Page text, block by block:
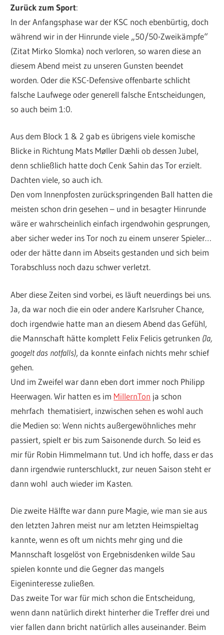
Zurück zum Sport:
In der Anfangsphase war der KSC noch ebenbürtig, doch
während wir in der Hinrunde viele „50/50-Zweikämpfe“
(Zitat Mirko Slomka) noch verloren, so waren diese an
diesem Abend meist zu unseren Gunsten beendet
worden. Oder die KSC-Defensive offenbarte schlicht
falsche Laufwege oder generell falsche Entscheidungen,
so auch beim 1:0.
Aus dem Block 1 & 2 gab es übrigens viele komische
Blicke in Richtung Mats Møller Dæhli ob dessen Jubel,
denn schließlich hatte doch Cenk Sahin das Tor erzielt.
Dachten viele, so auch ich.
Den vom Innenpfosten zurückspringenden Ball hatten die
meisten schon drin gesehen – und in besagter Hinrunde
wäre er wahrscheinlich einfach irgendwohin gesprungen,
aber sicher weder ins Tor noch zu einem unserer Spieler…
oder der hätte dann im Abseits gestanden und sich beim
Torabschluss noch dazu schwer verletzt.
Aber diese Zeiten sind vorbei, es läuft neuerdings bei uns.
Ja, da war noch die ein oder andere Karlsruher Chance,
doch irgendwie hatte man an diesem Abend das Gefühl,
die Mannschaft hätte komplett Felix Felicis getrunken (Ja,
googelt das notfalls), da konnte einfach nichts mehr schief
gehen.
Und im Zweifel war dann eben dort immer noch Philipp
Heerwagen. Wir hatten es im MillernTon ja schon
mehrfach thematisiert, inzwischen sehen es wohl auch
die Medien so: Wenn nichts außergewöhnliches mehr
passiert, spielt er bis zum Saisonende durch. So leid es
mir für Robin Himmelmann tut. Und ich hoffe, dass er das
dann irgendwie runterschluckt, zur neuen Saison steht er
dann wohl auch wieder im Kasten.
Die zweite Hälfte war dann pure Magie, wie man sie aus
den letzten Jahren meist nur am letzten Heimspieltag
kannte, wenn es oft um nichts mehr ging und die
Mannschaft losgelöst von Ergebnisdenken wilde Sau
spielen konnte und die Gegner das mangels
Eigeninteresse zuließen.
Das zweite Tor war für mich schon die Entscheidung,
wenn dann natürlich direkt hinterher die Treffer drei und
vier fallen dann bricht natürlich alles auseinander. Beim